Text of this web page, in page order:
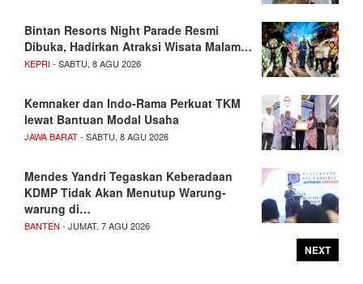
Bintan Resorts Night Parade Resmi
Dibuka, Hadirkan Atraksi Wisata Malam…
KEPRI- SABTU, 8 AGU 2026
Kemnaker dan Indo-Rama Perkuat TKM
lewat Bantuan Modal Usaha
JAWA BARAT- SABTU, 8 AGU 2026
Mendes Yandri Tegaskan Keberadaan
KDMP Tidak Akan Menutup Warung-
warung di…
BANTEN - JUMAT, 7 AGU 2026
NEXT